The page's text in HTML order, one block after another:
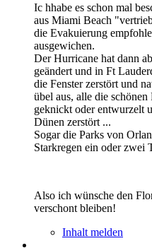
Ic hhabe es schon mal
aus Miami Beach
die Evakuierung
ausgewichen.
Der Hurricane hat dann
geändert und in Ft
die Fenster zerstört und
übel aus, alle die
geknickt oder entwurzelt
Dünen zerstört ...
Sogar die Parks von
Starkregen ein oder zwei
Also ich wünsche den
verschont bleiben!
Inhalt melden